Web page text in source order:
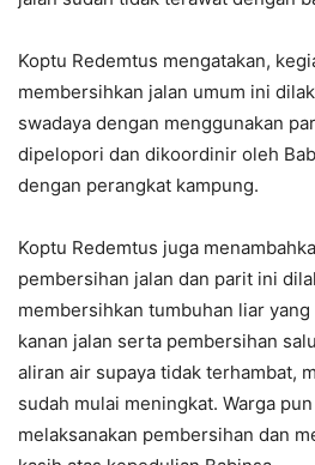
Koptu Redemtus mengatakan,
membersihkan jalan umum ini
swadaya dengan menggunakan
dipelopori dan dikoordinir oleh
dengan perangkat kampung.
Koptu Redemtus juga
pembersihan jalan dan parit ini
membersihkan tumbuhan liar
kanan jalan serta pembersihan
aliran air supaya tidak terhambat,
sudah mulai meningkat. Warga
melaksanakan pembersihan dan